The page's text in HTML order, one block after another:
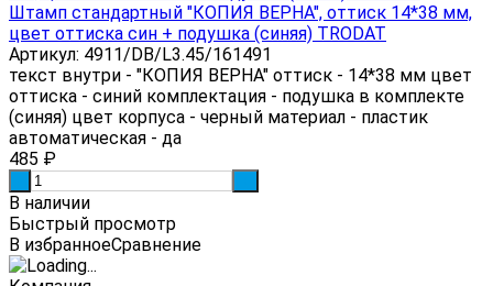
Штамп стандартный "КОПИЯ ВЕРНА", оттиск 14*38 мм,
цвет оттиска син + подушка (синяя) TRODAT
Артикул: 4911/DB/L3.45/161491
текст внутри - "КОПИЯ ВЕРНА" оттиск - 14*38 мм цвет
оттиска - синий комплектация - подушка в комплекте
(синяя) цвет корпуса - черный материал - пластик
автоматическая - да
485 ₽
В наличии
Быстрый просмотр
В избранноеСравнение